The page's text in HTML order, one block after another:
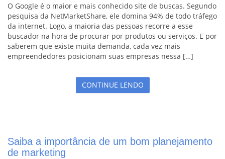
O Google é o maior e mais conhecido site de buscas. Segundo
pesquisa da NetMarketShare, ele domina 94% de todo tráfego
da internet. Logo, a maioria das pessoas recorre a esse
buscador na hora de procurar por produtos ou serviços. E por
saberem que existe muita demanda, cada vez mais
empreendedores posicionam suas empresas nessa […]
CONTINUE LENDO
Saiba a importância de um bom planejamento
de marketing